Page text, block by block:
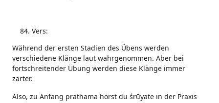
Vers:
Während der ersten Stadien des Übens werden
verschiedene Klänge laut wahrgenommen. Aber bei
fortschreitender Übung werden diese Klänge immer
zarter.
Also, zu Anfang prathama hörst du śrūyate in der Praxis